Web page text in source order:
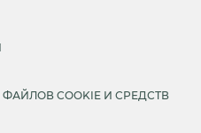
COOKIE И СРЕДСТВ